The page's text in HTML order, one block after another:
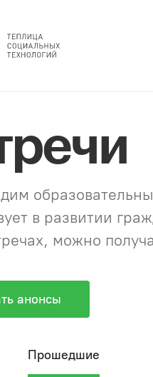
Главное
в развитии
можно
анонсы
Прошедшие